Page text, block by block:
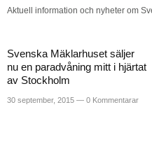
Aktuell information och nyheter om
Svenska Mäklarhuset säljer
nu en paradvåning mitt i hjärtat
av Stockholm
30 september, 2015 — 0 Kommentarar